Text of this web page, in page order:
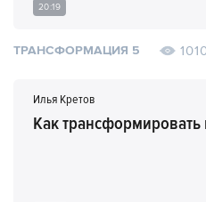
20:19
ТРАНСФОРМАЦИЯ 5
Илья Кретов
Как